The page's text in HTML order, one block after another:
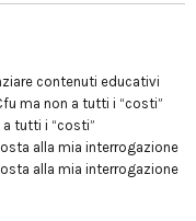
contenuti educativi
ma non a tutti i “costi”
tutti i “costi”
alla mia interrogazione
alla mia interrogazione